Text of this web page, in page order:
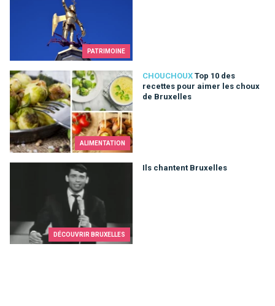
PATRIMOINE
ALIMENTATION
CHOUCHOUX Top 10 des
recettes pour aimer les choux
de Bruxelles
Top 10 des recettes pour aimer les choux de Bruxelles
DÉCOUVRIR BRUXELLES
Ils chantent Bruxelles
Ils chantent Bruxelles